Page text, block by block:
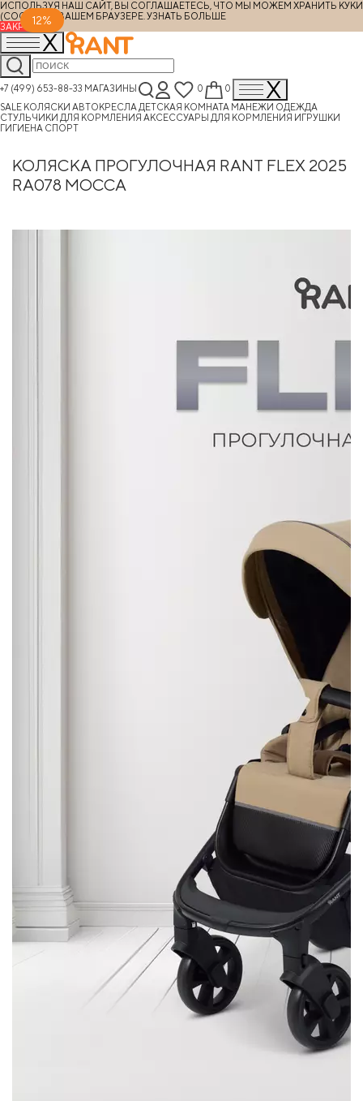
ИСПОЛЬЗУЯ НАШ САЙТ, ВЫ СОГЛАШАЕТЕСЬ, ЧТО МЫ МОЖЕМ ХРАНИТЬ КУКИ
(COOKIES) В ВАШЕМ БРАУЗЕРЕ. УЗНАТЬ БОЛЬШЕ
ЗАКРЫТЬ
+7 (499) 653-88-33 МАГАЗИНЫ 0
0
SALE КОЛЯСКИ АВТОКРЕСЛА ДЕТСКАЯ КОМНАТА МАНЕЖИ ОДЕЖДА
СТУЛЬЧИКИ ДЛЯ КОРМЛЕНИЯ АКСЕССУАРЫ ДЛЯ КОРМЛЕНИЯ ИГРУШКИ
ГИГИЕНА СПОРТ
КОЛЯСКА ПРОГУЛОЧНАЯ RANT FLEX 2025
RA078 MOCCA
12%